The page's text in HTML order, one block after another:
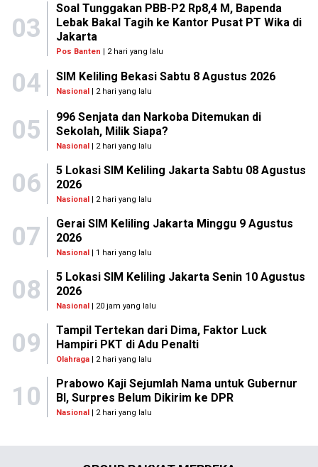
03
Soal Tunggakan PBB-P2 Rp8,4 M, Bapenda
Lebak Bakal Tagih ke Kantor Pusat PT Wika di
Jakarta
Pos Banten | 2 hari yang lalu
04 SIM Keliling Bekasi Sabtu 8 Agustus 2026
Nasional | 2 hari yang lalu
05
996 Senjata dan Narkoba Ditemukan di
Sekolah, Milik Siapa?
Nasional| 2 hari yang lalu
06
5 Lokasi SIM Keliling Jakarta Sabtu 08 Agustus
2026
Nasional| 2 hari yang lalu
07
Gerai SIM Keliling Jakarta Minggu 9 Agustus
2026
Nasional| 1 hari yang lalu
08
5 Lokasi SIM Keliling Jakarta Senin 10 Agustus
2026
Nasional| 20 jam yang lalu
09
Tampil Tertekan dari Dima, Faktor Luck
Hampiri PKT di Adu Penalti
Olahraga| 2 hari yang lalu
10
Prabowo Kaji Sejumlah Nama untuk Gubernur
BI, Surpres Belum Dikirim ke DPR
Nasional| 2 hari yang lalu